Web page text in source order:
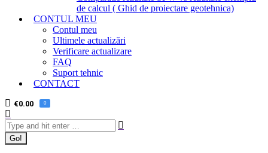
de calcul ( Ghid de proiectare geotehnica)
CONTUL MEU
Contul meu
Ultimele actualizări
Verificare actualizare
FAQ
Suport tehnic
CONTACT
€0.00 0
Search: